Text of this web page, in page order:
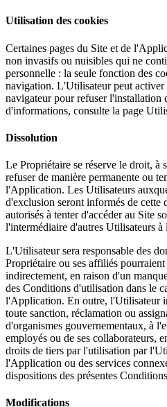
Utilisation des cookies
Certaines pages du Site et de
non invasifs ou nuisibles qui ne
personnelle : la seule fonction des
navigation. L'Utilisateur peut activer
navigateur pour refuser l'installation
d'informations, consulte la page
Dissolution
Le Propriétaire se réserve le droit, à
refuser de manière permanente ou
l'Application. Les Utilisateurs
d'exclusion seront informés de cette
autorisés à tenter d'accéder au Site
l'intermédiaire d'autres Utilisateurs à
L'Utilisateur sera responsable des
Propriétaire ou ses affiliés
indirectement, en raison d'un
des Conditions d'utilisation dans le
l'Application. En outre, l'Utilisateur
toute sanction, réclamation ou
d'organismes gouvernementaux, à
employés ou de ses collaborateurs,
droits de tiers par l'utilisation par
l'Application ou des services
dispositions des présentes
Modifications